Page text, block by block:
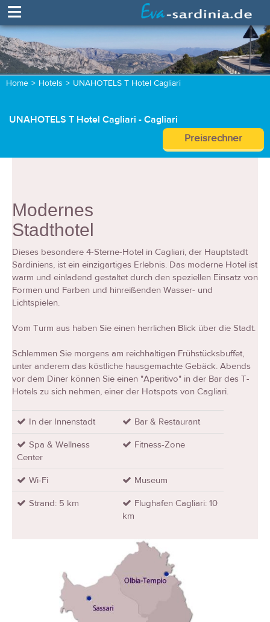
≡
Home > Hotels > UNAHOTELS T Hotel Cagliari
UNAHOTELS T Hotel Cagliari - Cagliari
Preisrechner
Modernes
Stadthotel
Dieses besondere 4-Sterne-Hotel in Cagliari, der Hauptstadt
Sardiniens, ist ein einzigartiges Erlebnis. Das moderne Hotel ist
warm und einladend gestaltet durch den speziellen Einsatz von
Formen und Farben und hinreißenden Wasser- und
Lichtspielen.
Vom Turm aus haben Sie einen herrlichen Blick über die Stadt.
Schlemmen Sie morgens am reichhaltigen Frühstücksbuffet,
unter anderem das köstliche hausgemachte Gebäck. Abends
vor dem Diner können Sie einen "Aperitivo" in der Bar des T-
Hotels zu sich nehmen, einer der Hotspots von Cagliari.
In der Innenstadt
Bar & Restaurant
Spa & Wellness
Center
Fitness-Zone
Wi-Fi
Museum
Strand: 5 km
Flughafen Cagliari: 10
km